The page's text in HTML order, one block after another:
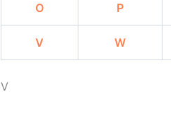
O P
V W
V